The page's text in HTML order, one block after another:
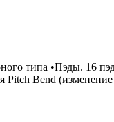
типа •Пэды. 16
Bend